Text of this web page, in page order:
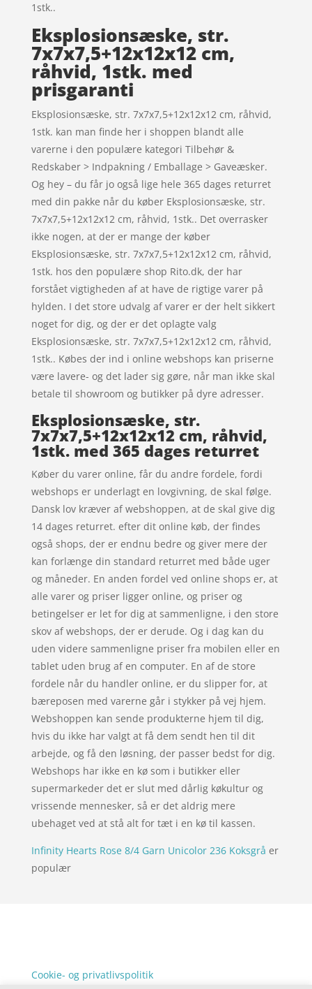
1stk..
Eksplosionsæske, str.
7x7x7,5+12x12x12 cm,
råhvid, 1stk. med
prisgaranti
Eksplosionsæske, str. 7x7x7,5+12x12x12 cm, råhvid,
1stk. kan man finde her i shoppen blandt alle
varerne i den populære kategori Tilbehør &
Redskaber > Indpakning / Emballage > Gaveæsker.
Og hey – du får jo også lige hele 365 dages returret
med din pakke når du køber Eksplosionsæske, str.
7x7x7,5+12x12x12 cm, råhvid, 1stk.. Det overrasker
ikke nogen, at der er mange der køber
Eksplosionsæske, str. 7x7x7,5+12x12x12 cm, råhvid,
1stk. hos den populære shop Rito.dk, der har
forstået vigtigheden af at have de rigtige varer på
hylden. I det store udvalg af varer er der helt sikkert
noget for dig, og der er det oplagte valg
Eksplosionsæske, str. 7x7x7,5+12x12x12 cm, råhvid,
1stk.. Købes der ind i online webshops kan priserne
være lavere- og det lader sig gøre, når man ikke skal
betale til showroom og butikker på dyre adresser.
Eksplosionsæske, str.
7x7x7,5+12x12x12 cm, råhvid,
1stk. med 365 dages returret
Køber du varer online, får du andre fordele, fordi
webshops er underlagt en lovgivning, de skal følge.
Dansk lov kræver af webshoppen, at de skal give dig
14 dages returret. efter dit online køb, der findes
også shops, der er endnu bedre og giver mere der
kan forlænge din standard returret med både uger
og måneder. En anden fordel ved online shops er, at
alle varer og priser ligger online, og priser og
betingelser er let for dig at sammenligne, i den store
skov af webshops, der er derude. Og i dag kan du
uden videre sammenligne priser fra mobilen eller en
tablet uden brug af en computer. En af de store
fordele når du handler online, er du slipper for, at
bæreposen med varerne går i stykker på vej hjem.
Webshoppen kan sende produkterne hjem til dig,
hvis du ikke har valgt at få dem sendt hen til dit
arbejde, og få den løsning, der passer bedst for dig.
Webshops har ikke en kø som i butikker eller
supermarkeder det er slut med dårlig køkultur og
vrissende mennesker, så er det aldrig mere
ubehaget ved at stå alt for tæt i en kø til kassen.
Infinity Hearts Rose 8/4 Garn Unicolor 236 Koksgrå er
populær
Cookie- og privatlivspolitik